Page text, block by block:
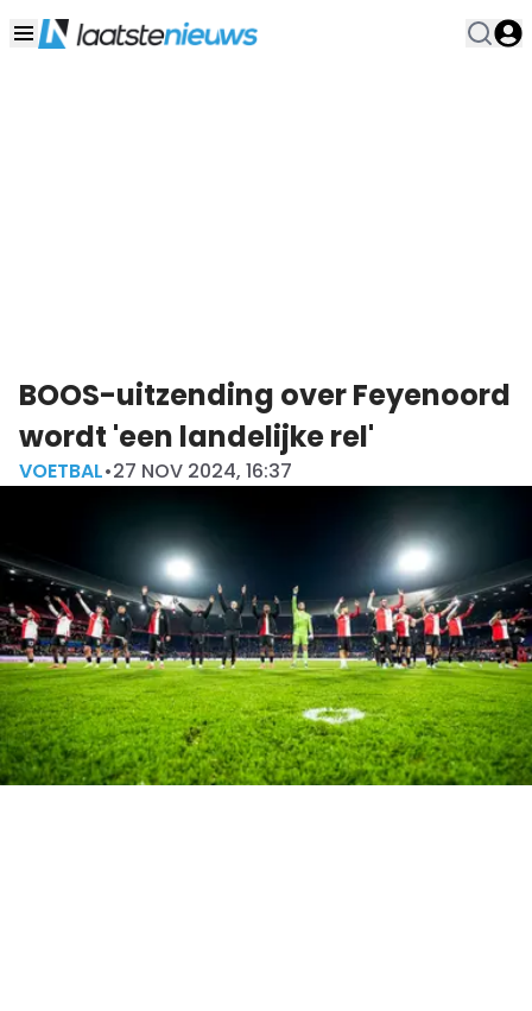
BOOS-uitzending over Feyenoord
wordt 'een landelijke rel'
VOETBAL•27 NOV 2024, 16:37